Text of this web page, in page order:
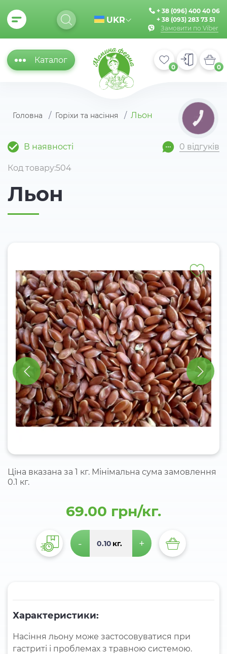
UKR
+ 38 (096) 400 40 06
+ 38 (093) 283 73 51
Замовити по Viber
Каталог
0 0
Головна Горіхи та насіння Льон
Код товару:504
Льон
В наявності 0 відгуків
Ціна вказана за 1 кг. Мінімальна сума замовлення
0.1 кг.
69.00 грн/кг.
- кг. +
Характеристики:
Насіння льону може застосовуватися при
гастриті і проблемах з травною системою.
КНОПКА
ЗВ'ЯЗКУ